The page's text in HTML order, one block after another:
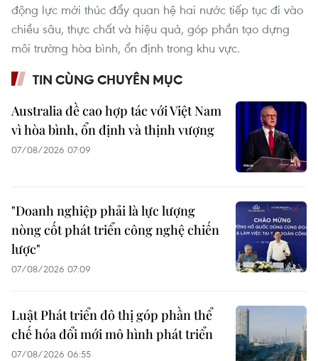
động lực mới thúc đẩy quan hệ hai nước tiếp tục đi vào
chiều sâu, thực chất và hiệu quả, góp phần tạo dựng
môi trường hòa bình, ổn định trong khu vực.
TIN CÙNG CHUYÊN MỤC
Australia đề cao hợp tác với Việt Nam
vì hòa bình, ổn định và thịnh vượng
07/08/2026 07:09
"Doanh nghiệp phải là lực lượng
nòng cốt phát triển công nghệ chiến
lược"
07/08/2026 07:09
Luật Phát triển đô thị góp phần thể
chế hóa đổi mới mô hình phát triển
07/08/2026 06:55